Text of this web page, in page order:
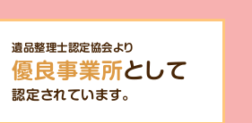
遺品整理士認定協会より
優良事業所として
認定されています。